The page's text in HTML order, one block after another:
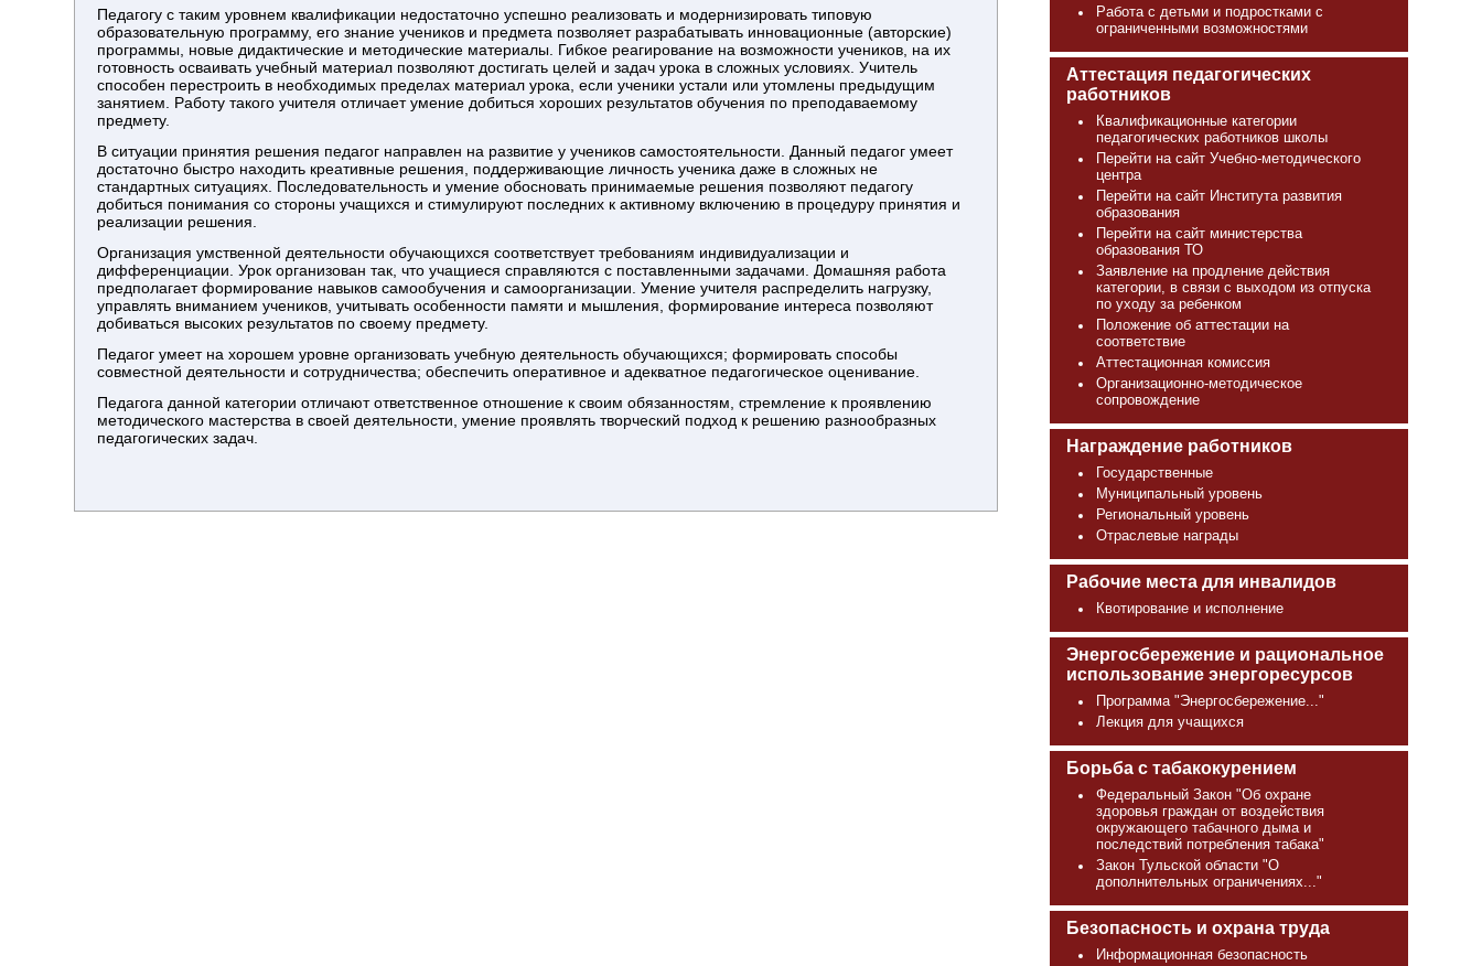
Педагогу с таким уровнем квалификации недостаточно успешно реализовать и модернизировать типовую
образовательную программу, его знание учеников и предмета позволяет разрабатывать инновационные (авторские)
программы, новые дидактические и методические материалы. Гибкое реагирование на возможности учеников, на их
готовность осваивать учебный материал позволяют достигать целей и задач урока в сложных условиях. Учитель
способен перестроить в необходимых пределах материал урока, если ученики устали или утомлены предыдущим
занятием. Работу такого учителя отличает умение добиться хороших результатов обучения по преподаваемому
предмету.
В ситуации принятия решения педагог направлен на развитие у учеников самостоятельности. Данный педагог умеет
достаточно быстро находить креативные решения, поддерживающие личность ученика даже в сложных не
стандартных ситуациях. Последовательность и умение обосновать принимаемые решения позволяют педагогу
добиться понимания со стороны учащихся и стимулируют последних к активному включению в процедуру принятия и
реализации решения.
Организация умственной деятельности обучающихся соответствует требованиям индивидуализации и
дифференциации. Урок организован так, что учащиеся справляются с поставленными задачами. Домашняя работа
предполагает формирование навыков самообучения и самоорганизации. Умение учителя распределить нагрузку,
управлять вниманием учеников, учитывать особенности памяти и мышления, формирование интереса позволяют
добиваться высоких результатов по своему предмету.
Педагог умеет на хорошем уровне организовать учебную деятельность обучающихся; формировать способы
совместной деятельности и сотрудничества; обеспечить оперативное и адекватное педагогическое оценивание.
Педагога данной категории отличают ответственное отношение к своим обязанностям, стремление к проявлению
методического мастерства в своей деятельности, умение проявлять творческий подход к решению разнообразных
педагогических задач.
Работа с детьми и подростками с
ограниченными возможностями
Аттестация педагогических
работников
Квалификационные категории
педагогических работников школы
Перейти на сайт Учебно-методического
центра
Перейти на сайт Института развития
образования
Перейти на сайт министерства
образования ТО
Заявление на продление действия
категории, в связи с выходом из отпуска
по уходу за ребенком
Положение об аттестации на
соответствие
Аттестационная комиссия
Организационно-методическое
сопровождение
Награждение работников
Государственные
Муниципальный уровень
Региональный уровень
Отраслевые награды
Рабочие места для инвалидов
Квотирование и исполнение
Энергосбережение и рациональное
использование энергоресурсов
Программа "Энергосбережение..."
Лекция для учащихся
Борьба с табакокурением
Федеральный Закон "Об охране
здоровья граждан от воздействия
окружающего табачного дыма и
последствий потребления табака"
Закон Тульской области "О
дополнительных ограничениях..."
Безопасность и охрана труда
Информационная безопасность